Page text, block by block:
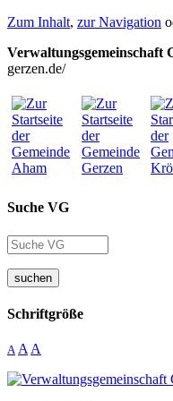
Zum Inhalt, zur Navigation
Verwaltungsgemeinschaft
gerzen.de/
Suche VG
suchen
Schriftgröße
A A A